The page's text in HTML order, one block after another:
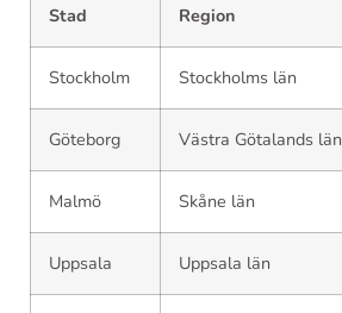
Stad Region
Stockholm Stockholms län
Göteborg Västra Götalands län
Malmö Skåne län
Uppsala Uppsala län